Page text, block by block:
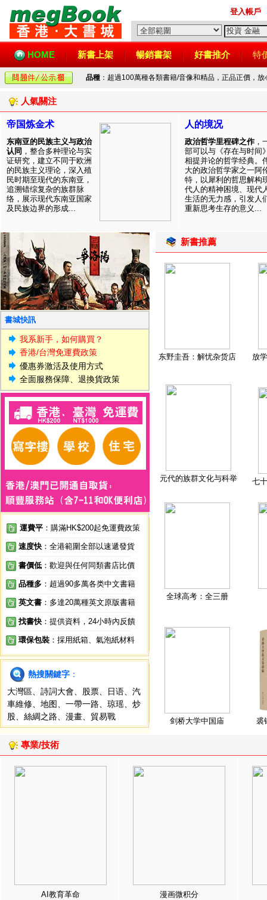
登入帳戶
HOME 新書上架 暢銷書架 好書推介 特
品種 ：超過100萬種各類書籍/音像和精品，正品正價，
人氣關注
帝国炼金术
东南亚的民族主义与政治
认同 ，整合多种理论与实
证研究，建立不同于欧洲
的民族主义理论，深入殖
民时期至现代的东南亚，
追溯错综复杂的族群脉
络，展示现代东南亚国家
及民族边界的形成...
人的境况
政治哲学里程碑之作 ，
部可以与《存在与时间
相提并论的哲学经典。
大的政治哲学家之一阿
特，以犀利的哲思解构
代人的精神困境、现代
生活的无力感，引发人
重新思考生存的意义...
書城快訊
我系新手，如何購買？
香港/台灣免運費政策
優惠券激活及使用方式
全面服務保障、退換貨政策
運費平 ：購滿HK$200起免運費政策
速度快 ：全港範圍全部以速遞發貨
書價低 ：歡迎與任何同類書店比價
品種多 ：超過90多萬各类中文書籍
英文書 ：多達20萬種英文原版書籍
找書快 ：提供資料，24小時內反饋
環保包裝 ：採用紙箱、氣泡紙材料
熱搜關鍵字 ：
大灣區
詩詞大會 股票 日语
汽
車維修
地图 一帶一路 琼瑶
炒
股
絲綢之路 漫畫 貿易戰
新書推薦
东野圭吾：解忧杂货店 放
元代的族群文化与科举 七
全球高考：全三册
剑桥大学中国庙 裘
專業/技術
AI教育革命 漫画微积分